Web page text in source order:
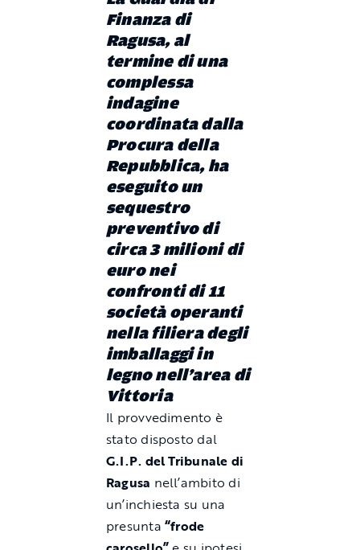
Finanza di
Ragusa, al
termine di una
complessa
indagine
coordinata dalla
Procura della
Repubblica, ha
eseguito un
sequestro
preventivo di
circa 3 milioni di
euronei
confronti di11
societàoperanti
nella filiera degli
imballaggi in
legnonell’area di
Vittoria
Il provvedimento è
stato disposto dal
G.I.P. del Tribunale di
Ragusa nell’ambito di
un’inchiesta su una
presunta “frode